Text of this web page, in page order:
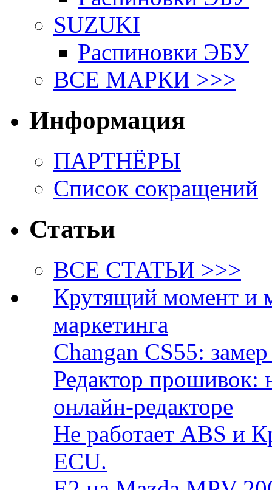
SUZUKI
Распиновки ЭБУ
ВСЕ МАРКИ >>>
Информация
ПАРТНЁРЫ
Список сокращений
Статьи
ВСЕ СТАТЬИ >>>
Крутящий момент и
маркетинга
Changan CS55:
Редактор прошивок:
онлайн-редакторе
Не работает ABS и
ECU.